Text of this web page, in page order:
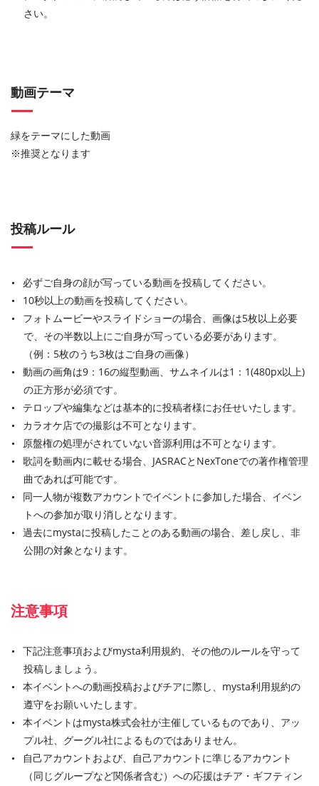
さい。
動画テーマ
緑をテーマにした動画
※推奨となります
投稿ルール
必ずご自身の顔が写っている動画を投稿してください。
10秒以上の動画を投稿してください。
フォトムービーやスライドショーの場合、画像は5枚以上必要
で、その半数以上にご自身が写っている必要があります。
（例：5枚のうち3枚はご自身の画像）
動画の画角は9：16の縦型動画、サムネイルは1：1(480px以上)
の正方形が必須です。
テロップや編集などは基本的に投稿者様にお任せいたします。
カラオケ店での撮影は不可となります。
原盤権の処理がされていない音源利用は不可となります。
歌詞を動画内に載せる場合、JASRACとNexToneでの著作権管理
曲であれば可能です。
同一人物が複数アカウントでイベントに参加した場合、イベン
トへの参加が取り消しとなります。
過去にmystaに投稿したことのある動画の場合、差し戻し、非
公開の対象となります。
注意事項
下記注意事項およびmysta利用規約、その他のルールを守って
投稿しましょう。
本イベントへの動画投稿およびチアに際し、mysta利用規約の
遵守をお願いいたします。
本イベントはmysta株式会社が主催しているものであり、アッ
プル社、グーグル社によるものではありません。
自己アカウントおよび、自己アカウントに準じるアカウント
（同じグループなど関係者含む）への応援はチア・ギフティン